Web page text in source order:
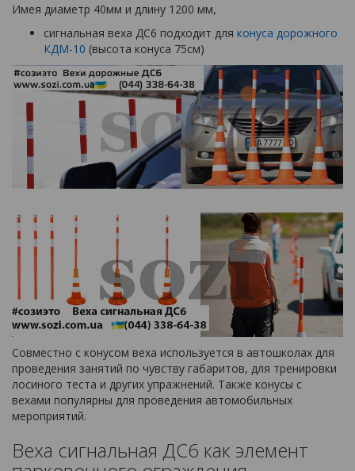
Имея диаметр 40мм и длину 1200 мм,
сигнальная веха ДС6 подходит для конуса дорожного
КДМ-10 (высота конуса 75см)
Совместно с конусом веха используется в автошколах для
проведения занятий по чувству габаритов, для тренировки
лосиного теста и других упражнений. Также конусы с
вехами популярны для проведения автомобильных
мероприятий.
Веха сигнальная ДС6 как элемент